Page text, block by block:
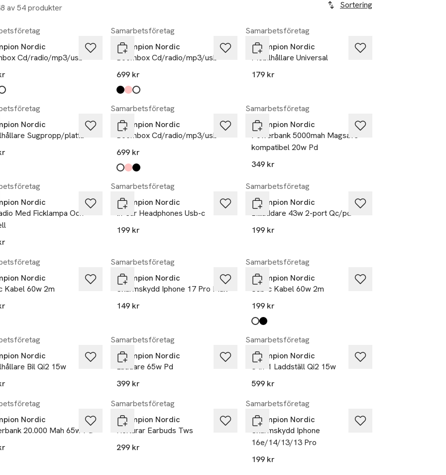
av 54 produkter Sortering
Nordic
Cd/radio/mp3/usb
finns i färgerna:
Samarbetsföretag
Champion Nordic
Boombox Cd/radio/mp3/usb
699 kr
Produkten finns i färgerna:
svart,
rosa,
vit,
Samarbetsföretag
Champion Nordic
Mobilhållare Universal
179 kr
Nordic
Sugpropp/platta
Samarbetsföretag
Champion Nordic
Boombox Cd/radio/mp3/usb
699 kr
Produkten finns i färgerna:
vit,
rosa,
svart,
Samarbetsföretag
Champion Nordic
Powerbank 5000mah Magsafe-
kompatibel 20w Pd
349 kr
Nordic
Med Ficklampa Och
Samarbetsföretag
Champion Nordic
In-ear Headphones Usb-c
199 kr
Samarbetsföretag
Champion Nordic
Billaddare 43w 2-port Qc/pd
199 kr
Nordic
Kabel 60w 2m
finns i färgerna:
Samarbetsföretag
Champion Nordic
Skärmskydd Iphone 17 Pro Max
149 kr
Samarbetsföretag
Champion Nordic
Usb-c Kabel 60w 2m
199 kr
Produkten finns i färgerna:
vit,
svart
Nordic
Bil Qi2 15w
Samarbetsföretag
Champion Nordic
Laddare 65w Pd
399 kr
Samarbetsföretag
Champion Nordic
3-in-1 Laddställ Qi2 15w
599 kr
Nordic
20.000 Mah 65w Pd
Samarbetsföretag
Champion Nordic
Hörlurar Earbuds Tws
299 kr
Samarbetsföretag
Champion Nordic
Skärmskydd Iphone
16e/14/13/13 Pro
199 kr